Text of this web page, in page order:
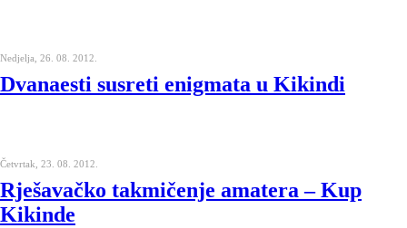
Nedjelja, 26. 08. 2012.
Dvanaesti susreti enigmata u Kikindi
Četvrtak, 23. 08. 2012.
Rješavačko takmičenje amatera – Kup
Kikinde